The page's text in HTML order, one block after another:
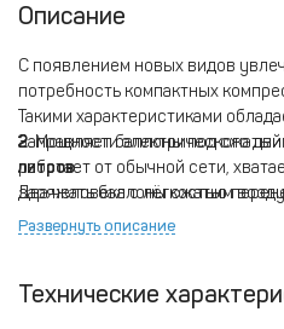
Описание
С появлением новых видов
потребность компактных
Такими характеристиками
2. Мощности электрического
работает от обычной сети,
заряжать баллоны сжатым
электроэнергия расходуется
Заправляет баллоны под
литров.
Два человека с лёгкостью
позволяет примять его в любых
пейнтбола. Помимо этого, у
Развернуть описание
Технические